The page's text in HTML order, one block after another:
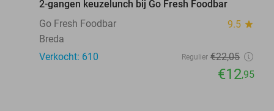
2-gangen keuzelunch bij Go Fresh Foodbar
Go Fresh Foodbar
9.5 star
Breda
Verkocht: 610
Regulier €22,05
€12,95